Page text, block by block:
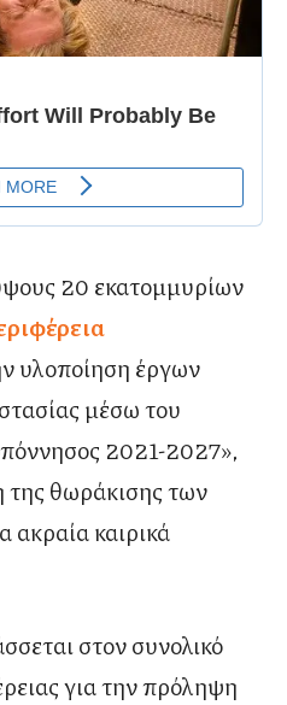
20 εκατομμυρίων
υλοποίηση έργων
μέσω του
2021-2027»,
της θωράκισης των
ακραία καιρικά
στον συνολικό
για την πρόληψη